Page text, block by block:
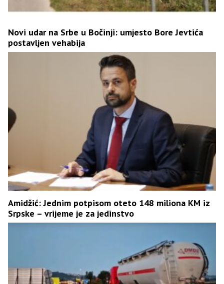
Novi udar na Srbe u Bočinji: umjesto Bore Jevtića
postavljen vehabija
Amidžić: Jednim potpisom oteto 148 miliona KM iz
Srpske – vrijeme je za jedinstvo